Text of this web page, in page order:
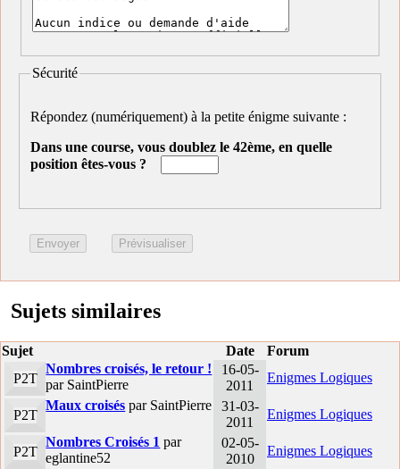
Sécurité
Répondez (numériquement) à la petite énigme suivante :
Dans une course, vous doublez le 42ème, en quelle
position êtes-vous ?
Sujets similaires
Sujet Date
Forum
P2T
Nombres croisés, le retour !
par SaintPierre
16-05-
2011
Enigmes Logiques
P2T
Maux croisés par SaintPierre
31-03-
2011
Enigmes Logiques
P2T
Nombres Croisés 1 par
eglantine52
02-05-
2010
Enigmes Logiques